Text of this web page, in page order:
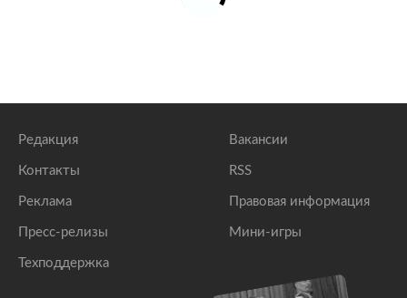
Редакция
Контакты
Реклама
Пресс-релизы
Техподдержка
Вакансии
RSS
Правовая информация
Мини-игры